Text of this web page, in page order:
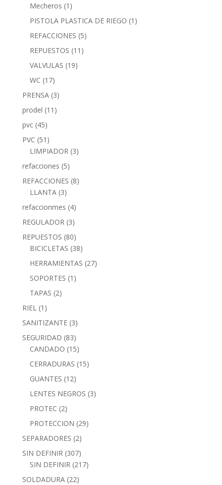
Mecheros (1)
PISTOLA PLASTICA DE RIEGO (1)
REFACCIONES (5)
REPUESTOS (11)
VALVULAS (19)
WC (17)
PRENSA (3)
prodel (11)
pvc (45)
PVC (51)
LIMPIADOR (3)
refacciones (5)
REFACCIONES (8)
LLANTA (3)
refaccionmes (4)
REGULADOR (3)
REPUESTOS (80)
BICICLETAS (38)
HERRAMIENTAS (27)
SOPORTES (1)
TAPAS (2)
RIEL (1)
SANITIZANTE (3)
SEGURIDAD (83)
CANDADO (15)
CERRADURAS (15)
GUANTES (12)
LENTES NEGROS (3)
PROTEC (2)
PROTECCION (29)
SEPARADORES (2)
SIN DEFINIR (307)
SIN DEFINIR (217)
SOLDADURA (22)